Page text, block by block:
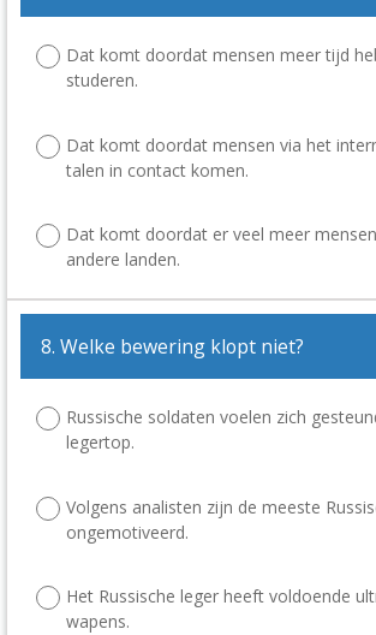
Dat komt doordat mensen meer tijd
studeren.
Dat komt doordat mensen via het
talen in contact komen.
Dat komt doordat er veel meer
andere landen.
8. Welke bewering klopt niet?
Russische soldaten voelen zich
legertop.
Volgens analisten zijn de meeste
ongemotiveerd.
Het Russische leger heeft voldoende
wapens.